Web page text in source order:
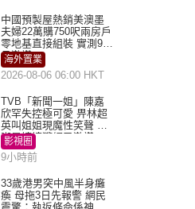
中國預製屋熱銷美澳墨
夫婦22萬購750呎兩房戶
零地基直接組裝 實測9個
月激讚
海外置業
2026-08-06 06:00 HKT
TVB「新聞一姐」陳嘉
欣罕失控極可愛 畀林超
英叫姐姐現魔性笑聲 自
嘲是姨姨獲網民激讚
影視圈
9小時前
33歲港男突中風半身癱
瘓 母拖3日先報警 網民